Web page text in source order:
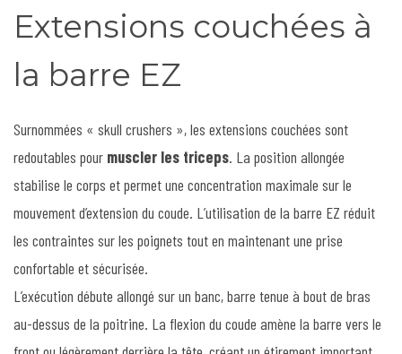
Extensions couchées à
la barre EZ
Surnommées « skull crushers », les extensions couchées sont
redoutables pour muscler les triceps. La position allongée
stabilise le corps et permet une concentration maximale sur le
mouvement d’extension du coude. L’utilisation de la barre EZ réduit
les contraintes sur les poignets tout en maintenant une prise
confortable et sécurisée.
L’exécution débute allongé sur un banc, barre tenue à bout de bras
au-dessus de la poitrine. La flexion du coude amène la barre vers le